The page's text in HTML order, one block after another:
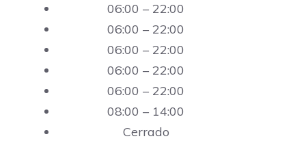
06:00 – 22:00
06:00 – 22:00
06:00 – 22:00
06:00 – 22:00
06:00 – 22:00
08:00 – 14:00
Cerrado